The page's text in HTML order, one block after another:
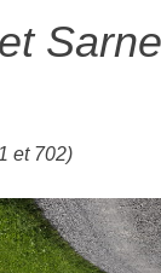
et 702)